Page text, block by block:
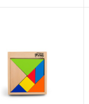
Сировински состав: